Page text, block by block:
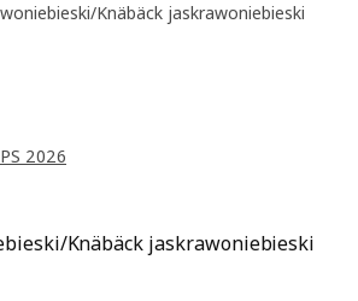
2026
Knäbäck jaskrawoniebieski
Knäbäck jaskrawoniebieski